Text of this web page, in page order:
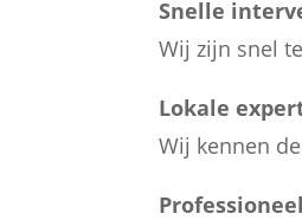
Snelle
Wij zijn snel
Lokale
Wij kennen